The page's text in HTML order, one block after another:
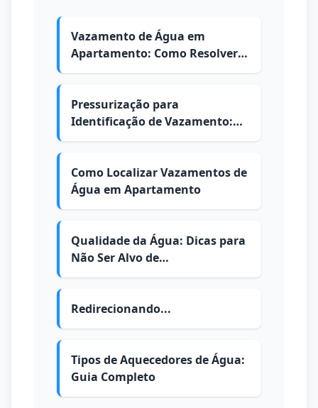
Vazamento de Água em
Apartamento: Como Resolver e
Quem Paga
Pressurização para
Identificação de Vazamento:
Como é Feita
Como Localizar Vazamentos de
Água em Apartamento
Qualidade da Água: Dicas para
Não Ser Alvo de
Contaminações
Redirecionando...
Tipos de Aquecedores de Água:
Guia Completo